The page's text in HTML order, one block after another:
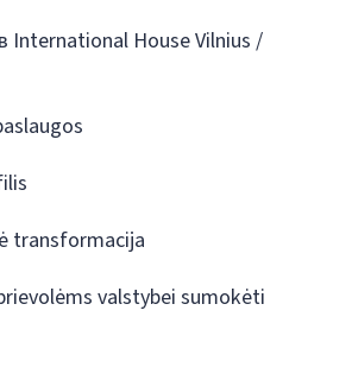
International House Vilnius /
transformacija
valstybei sumokėti